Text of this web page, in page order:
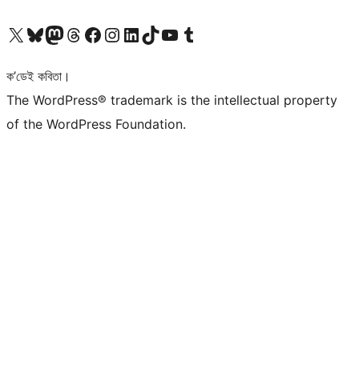
আমাৰ X (আগৰ Twitter) একাউণ্টলৈ যাওকআমাৰ Bluesky একাউণ্টলৈ যাওকআমাৰ Mastodon একাউণ্টলৈ যাওকআমাৰ Threads একাউণ্টলৈ যাওকআমাৰ Facebook পৃষ্ঠালৈ যাওকআমাৰ Instagram একাউণ্টলৈ যাওকআমাৰ LinkedIn একাউণ্টলৈ যাওকআমাৰ TikTok একাউণ্টলৈ যাওকআমাৰ YouTube চেনেললৈ যাওকআমাৰ Tumblr একাউণ্টলৈ যাওক
ক’ডেই কবিতা।
The WordPress® trademark is the intellectual property
of the WordPress Foundation.